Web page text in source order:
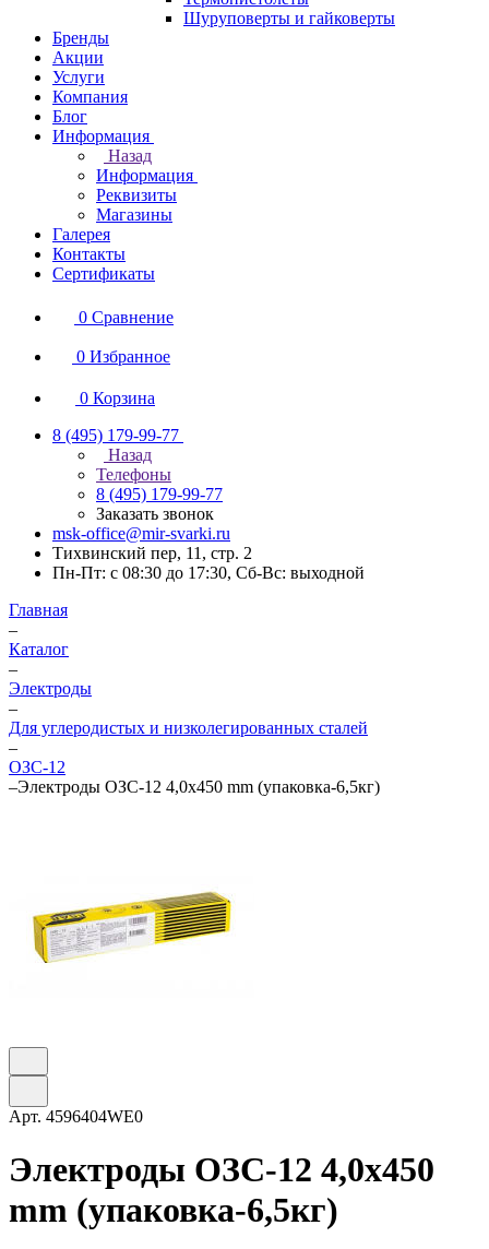
Шуруповерты и гайковерты
Бренды
Акции
Услуги
Компания
Блог
Информация
Назад
Информация
Реквизиты
Магазины
Галерея
Контакты
Сертификаты
0 Сравнение
0 Избранное
0 Корзина
8 (495) 179-99-77
Назад
Телефоны
8 (495) 179-99-77
Заказать звонок
msk-office@mir-svarki.ru
Тихвинский пер, 11, стр. 2
Пн-Пт: с 08:30 до 17:30, Сб-Вс: выходной
Главная
–
Каталог
–
Электроды
–
Для углеродистых и низколегированных сталей
–
ОЗС-12
–Электроды ОЗС-12 4,0х450 mm (упаковка-6,5кг)
Арт. 4596404WE0
Электроды ОЗС-12 4,0х450
mm (упаковка-6,5кг)